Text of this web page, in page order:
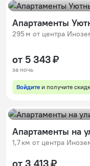
Апартаменты
295 м от центра
от 5 343 ₽
за ночь
Войдите и получите
Апартаменты на
1,7 км от центра
от 3 413 ₽